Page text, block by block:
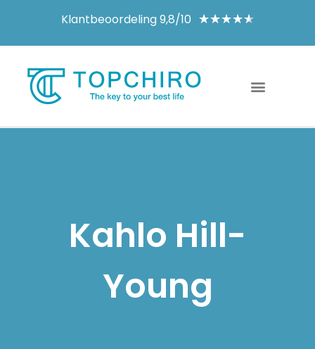
Klantbeoordeling 9,8/10 ★★★★★
Kahlo Hill-
Young